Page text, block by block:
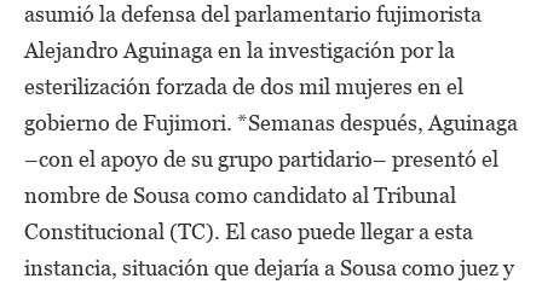
asumió la defensa del parlamentario fujimorista
Alejandro Aguinaga en la investigación por la
esterilización forzada de dos mil mujeres en el
gobierno de Fujimori. *Semanas después, Aguinaga
–con el apoyo de su grupo partidario– presentó el
nombre de Sousa como candidato al Tribunal
Constitucional (TC). El caso puede llegar a esta
instancia, situación que dejaría a Sousa como juez y